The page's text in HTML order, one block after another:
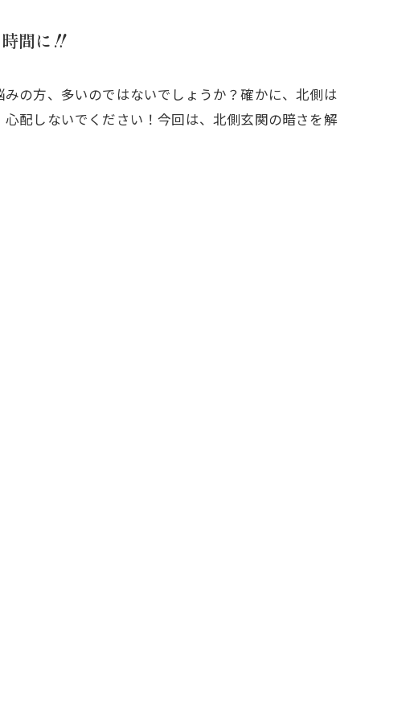
時間に‼
の方、多いのではないでしょうか？確かに、北側は
配しないでください！今回は、北側玄関の暗さを解